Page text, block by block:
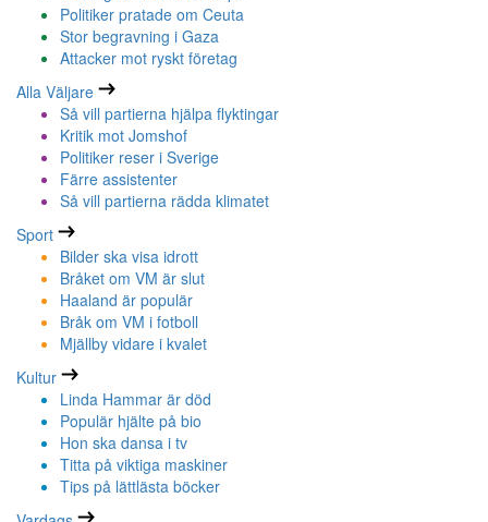
Politiker pratade om Ceuta
Stor begravning i Gaza
Attacker mot ryskt företag
Alla Väljare
Så vill partierna hjälpa flyktingar
Kritik mot Jomshof
Politiker reser i Sverige
Färre assistenter
Så vill partierna rädda klimatet
Sport
Bilder ska visa idrott
Bråket om VM är slut
Haaland är populär
Bråk om VM i fotboll
Mjällby vidare i kvalet
Kultur
Linda Hammar är död
Populär hjälte på bio
Hon ska dansa i tv
Titta på viktiga maskiner
Tips på lättlästa böcker